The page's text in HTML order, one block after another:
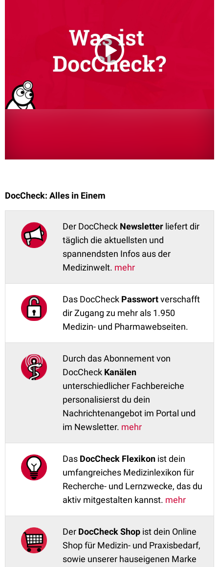
DocCheck: Alles in Einem
Der DocCheck Newsletter liefert dir
täglich die aktuellsten und
spannendsten Infos aus der
Medizinwelt. mehr
Das DocCheck Passwortverschafft
dir Zugang zu mehr als 1.950
Medizin- und Pharmawebseiten.
Durch das Abonnement von
DocCheck Kanälen
unterschiedlicher Fachbereiche
personalisierst du dein
Nachrichtenangebot im Portal und
im Newsletter. mehr
Das DocCheck Flexikon ist dein
umfangreiches Medizinlexikon für
Recherche- und Lernzwecke, das du
aktiv mitgestalten kannst. mehr
Der DocCheck Shop ist dein Online
Shop für Medizin- und Praxisbedarf,
sowie unserer hauseigenen Marke